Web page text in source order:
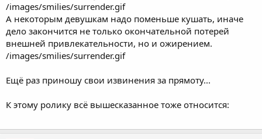
/images/smilies/surrender.gif
А некоторым девушкам надо поменьше кушать, иначе
дело закончится не только окончательной потерей
внешней привлекательности, но и ожирением.
/images/smilies/surrender.gif
Ещё раз приношу свои извинения за прямоту...
К этому ролику всё вышесказанное тоже относится: